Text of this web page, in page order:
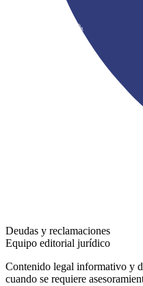
Deudas y reclamaciones
Equipo editorial jurídico
Contenido legal informativo y
cuando se requiere